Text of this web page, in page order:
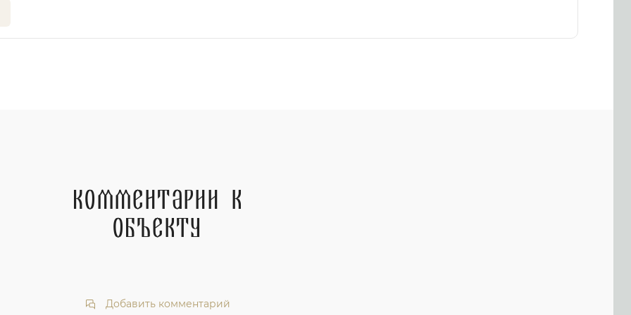
Комментарии к
объекту
Добавить комментарий